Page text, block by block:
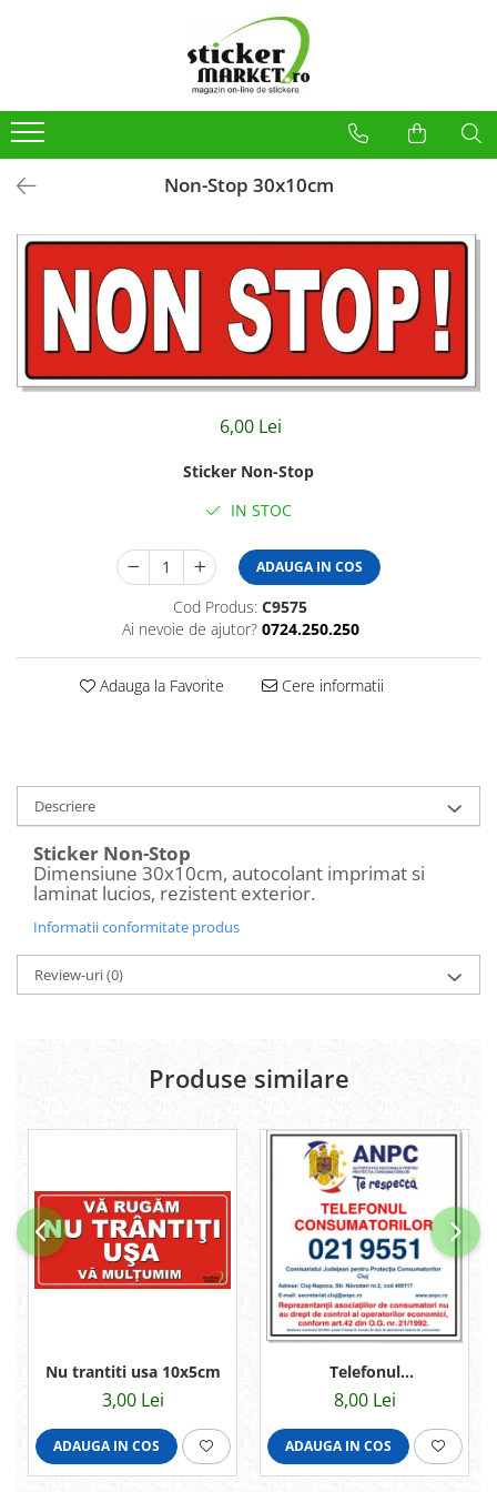
Produse la comandă
Placute
Stickere Atentionare
Stickere PSI
Obligatii generale
Autocolante automate cafea
Stickere automate cafea
Non-Stop 30x10cm
6,00 Lei
Sticker Non-Stop
IN STOC
ADAUGA IN COS
Cod Produs: C9575
Ai nevoie de ajutor? 0724.250.250
Adauga la Favorite Cere informatii
Descriere
Sticker Non-Stop
Dimensiune 30x10cm, autocolant imprimat si
laminat lucios, rezistent exterior.
Informatii conformitate produs
Review-uri(0)
Produse similare
Nu trantiti usa 10x5cm
3,00 Lei
ADAUGA IN COS
Telefonul
consumatorului 13x12cm
8,00 Lei
ADAUGA IN COS